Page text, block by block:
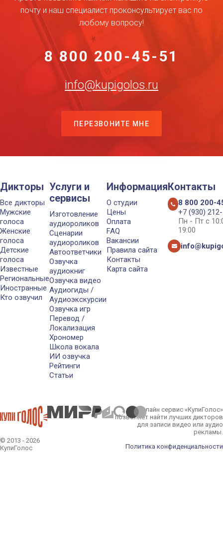
почту и наш специалист проконсультирует вас по
любому вопросу!
8 800 200-45-51
info@kupigolos.ru
ПЕРЕЗВОНИТЕ МНЕ
Дикторы
Все дикторы
Мужские
голоса
Женские
голоса
Детские
голоса
Известные
Региональные
Иностранные
Кто озвучил
Услуги и
сервисы
Изготовление
аудиороликов
Сценарии
аудиороликов
Автоответчики
Озвучка
аудиокниг
Озвучка видео
Аудиогиды /
Аудиоэкскурсии
Озвучка игр
Перевод /
Локализация
Хрономер
Школа вокала
ИИ озвучка
Рейтинги
Статьи
Информация
О студии
Цены
Оплата
FAQ
Вакансии
Правила сайта
Контакты
Карта сайта
Контакты
8 800 200-
+7 (930)
Пн - Пт с
19:00
© 2013 - 2026
КупиГолос
Онлайн сервис «КупиГолос»
позволяет найти лучших дикторов
для записи видео или аудио
рекламы.
Политика конфиденциальности